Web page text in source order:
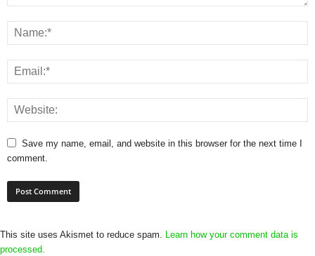
Save my name, email, and website in this browser for the next time I
comment.
This site uses Akismet to reduce spam.
Learn how your comment data is
processed.